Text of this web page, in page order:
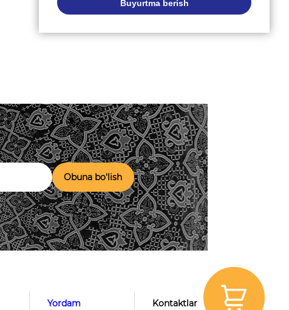
Buyurtma berish
Obuna bo'lish
Yordam Kontaktlar